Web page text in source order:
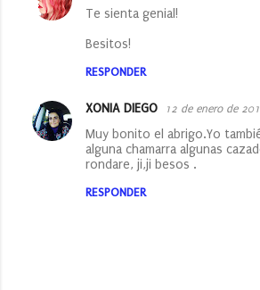
Te sienta genial!
Besitos!
RESPONDER
XONIA DIEGO 12 de enero de
Muy bonito el abrigo.Yo
alguna chamarra algunas
rondare, ji,ji besos .
RESPONDER